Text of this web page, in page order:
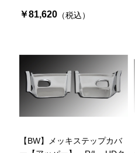
￥81,620（税込）
【BW】メッキステップカバ